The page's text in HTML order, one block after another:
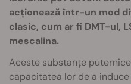
acționează într-un mod
clasic, cum ar fi DMT-ul,
mescalina.
Aceste substanțe
capacitatea lor de a